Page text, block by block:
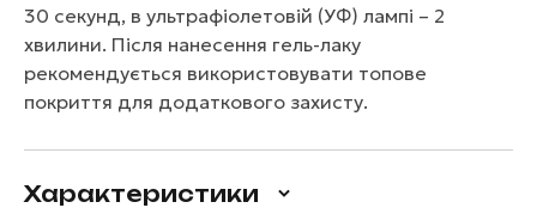
30 секунд, в ультрафіолетовій (УФ) лампі – 2
хвилини. Після нанесення гель-лаку
рекомендується використовувати топове
покриття для додаткового захисту.
Характеристики